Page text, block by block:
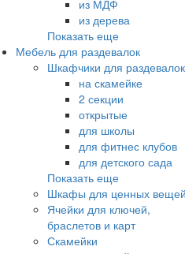
из МДФ
из дерева
Показать еще
Мебель для раздевалок
Шкафчики для раздевалок
на скамейке
2 секции
открытые
для школы
для фитнес клубов
для детского сада
Показать еще
Шкафы для ценных вещей
Ячейки для ключей,
браслетов и карт
Скамейки